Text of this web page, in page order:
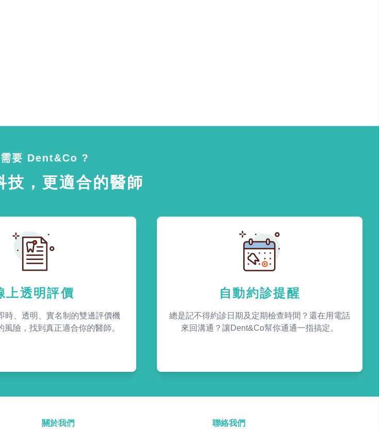
要 Dent&Co ?
技，更適合的醫師
上透明評價
時、透明、實名制的雙邊評價機
風險，找到真正適合你的醫師。
自動約診提醒
總是記不得約診日期及定期檢查時間？還在用電話
來回溝通？讓Dent&Co幫你通通一指搞定。
關於我們 聯絡我們